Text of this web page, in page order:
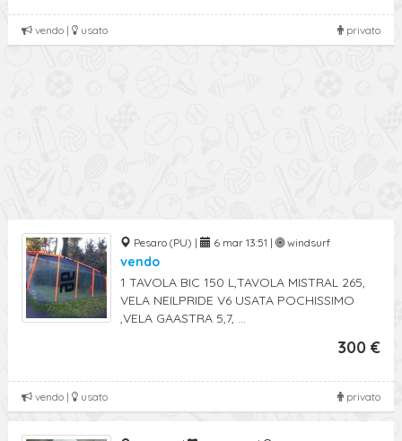
privato
vendo | usato
Pesaro (PU) | 6 mar 13:51 | windsurf
vendo
1 TAVOLA BIC 150 L,TAVOLA MISTRAL 265,
VELA NEILPRIDE V6 USATA POCHISSIMO
,VELA GAASTRA 5,7, ...
300 €
privato
vendo | usato